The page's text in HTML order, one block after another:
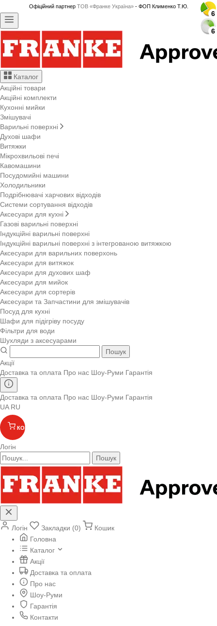
Офіційний партнер ТОВ «Франке Україна»- ФОП Клименко Т.Ю.
Каталог
Акційні товари
Акційні комплекти
Кухонні мийки
Змішувачі
Варильні поверхні
Духові шафи
Витяжки
Мікрохвильові печі
Кавомашини
Посудомийні машини
Холодильники
Подрібнювачі харчових відходів
Системи сортування відходів
Аксесуари для кухні
Газові варильні поверхні
Індукційні варильні поверхні
Індукційні варильні поверхні з інтегрованою витяжкою
Аксесуари для варильних поверхонь
Аксесуари для витяжок
Аксесуари для духових шаф
Аксесуари для мийок
Аксесуари для сортерів
Аксесуари та Запчастини для змішувачів
Посуд для кухні
Шафи для підігріву посуду
Фільтри для води
Шухляди з аксесуарами
Пошук
Акції
Доставка та оплата Про нас Шоу-Руми Гарантія
Доставка та оплата Про нас Шоу-Руми Гарантія
UA RU
КОШИК
Логін
Пошук
Логін Закладки (0)
Кошик
Головна
Каталог
Акції
Доставка та оплата
Про нас
Шоу-Руми
Гарантія
Контакти
6
6
6
6
6
6
6
6
6
6
6
6
6
6
6
6
6
6
6
6
6
6
6
6
6
6
6
6